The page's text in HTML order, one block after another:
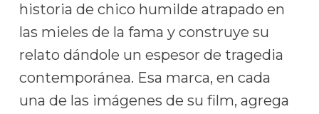
historia de chico humilde atrapado en
las mieles de la fama y construye su
relato dándole un espesor de tragedia
contemporánea. Esa marca, en cada
una de las imágenes de su film, agrega